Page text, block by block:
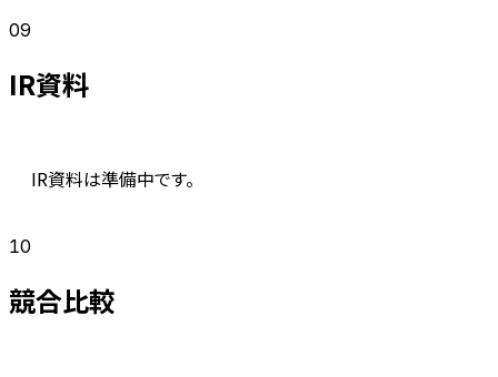
09
IR資料
IR資料は準備中です。
10
競合比較